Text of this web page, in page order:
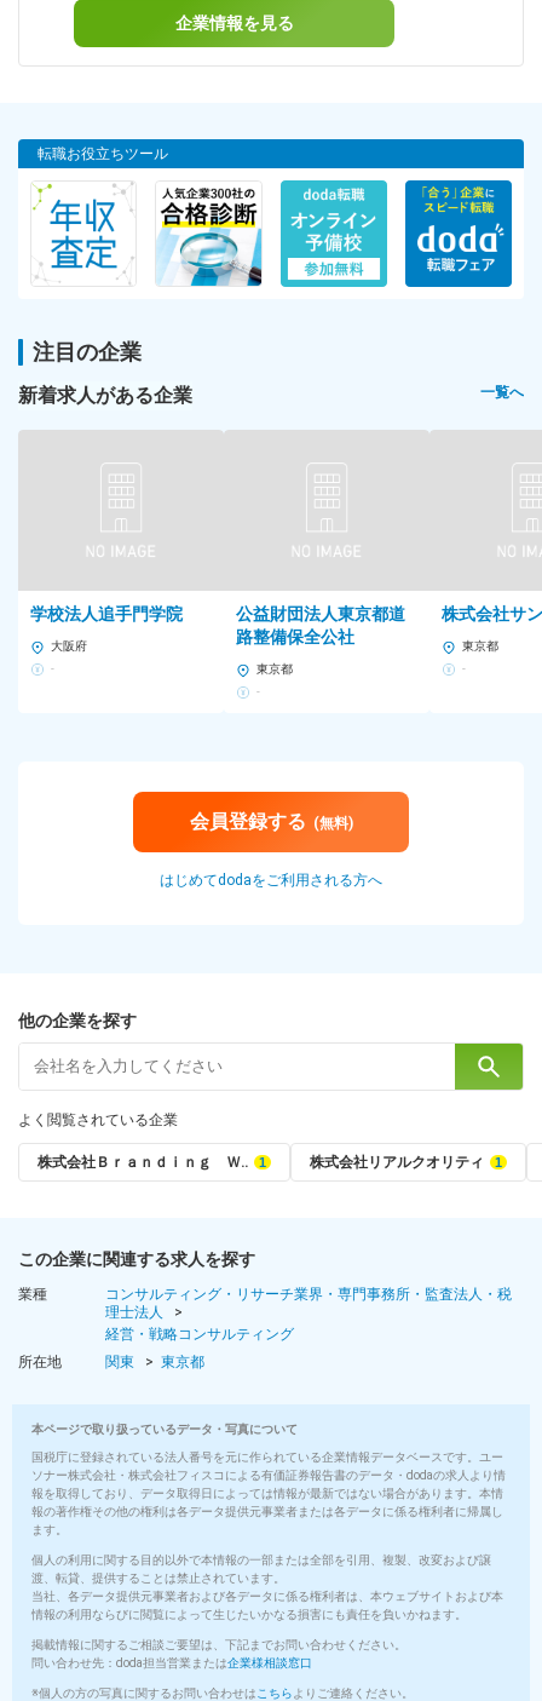
企業情報を見る
転職お役立ちツール
注目の企業
新着求人がある企業 一覧へ
学校法人追手門学院
大阪府
-
公益財団法人東京都道
路整備保全公社
東京都
-
株式会社サ
東京都
-
会員登録する (無料)
はじめてdodaをご利用される方へ
他の企業を探す
よく閲覧されている企業
株式会社Ｂｒａｎｄｉｎｇ Ｗ‥ 株式会社リアルクオリティ
この企業に関連する求人を探す
業種
コンサルティング・リサーチ業界・専門事務所・監査法人・税
理士法人
経営・戦略コンサルティング
所在地
関東 東京都
本ページで取り扱っているデータ・写真について
国税庁に登録されている法人番号を元に作られている企業情報データベースです。ユー
ソナー株式会社・株式会社フィスコによる有価証券報告書のデータ・dodaの求人より情
報を取得しており、データ取得日によっては情報が最新ではない場合があります。本情
報の著作権その他の権利は各データ提供元事業者または各データに係る権利者に帰属し
ます。
個人の利用に関する目的以外で本情報の一部または全部を引用、複製、改変および譲
渡、転貸、提供することは禁止されています。
当社、各データ提供元事業者および各データに係る権利者は、本ウェブサイトおよび本
情報の利用ならびに閲覧によって生じたいかなる損害にも責任を負いかねます。
掲載情報に関するご相談ご要望は、下記までお問い合わせください。
問い合わせ先：doda担当営業または企業様相談窓口
※個人の方の写真に関するお問い合わせは こちら よりご連絡ください。